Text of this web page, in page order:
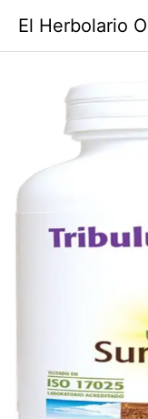
contenido
El Herbolario